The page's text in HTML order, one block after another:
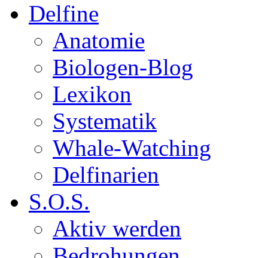
Delfine
Anatomie
Biologen-Blog
Lexikon
Systematik
Whale-Watching
Delfinarien
S.O.S.
Aktiv werden